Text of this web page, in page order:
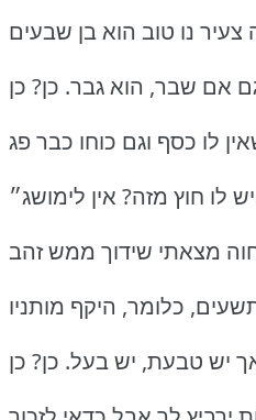
צעיר נו טוב הוא בן שבעים
אם שבר, הוא גבר. כן? כן
לו כסף וגם כוחו כבר פג
לו חוץ מזה? אין לימושג״
מצאתי שידוך ממש זהב
כלומר, היקף מותניו
יש טבעת, יש בעל. כן? כן